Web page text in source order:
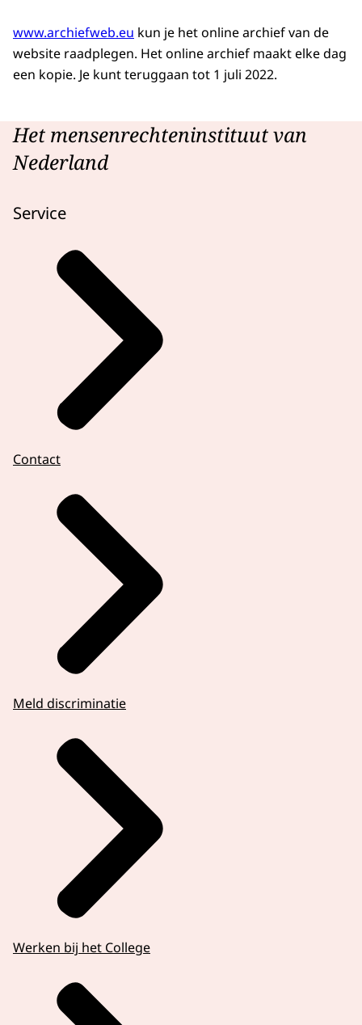
www.archiefweb.eu kun je het online archief van de
website raadplegen. Het online archief maakt elke dag
een kopie. Je kunt teruggaan tot 1 juli 2022.
Het mensenrechteninstituut van
Nederland
Service
Contact
Meld discriminatie
Werken bij het College